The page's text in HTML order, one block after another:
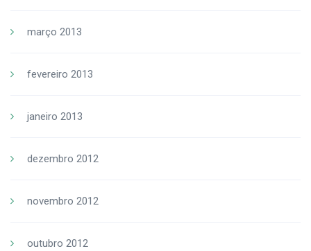
março 2013
fevereiro 2013
janeiro 2013
dezembro 2012
novembro 2012
outubro 2012